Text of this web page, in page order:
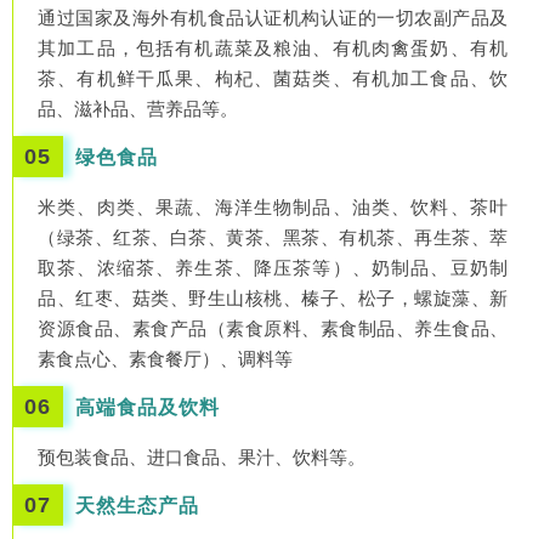
通过国家及海外有机食品认证机构认证的一切农副产品及
其加工品，包括有机蔬菜及粮油、有机肉禽蛋奶、有机
茶、有机鲜干瓜果、枸杞、菌菇类、有机加工食品、饮
品、滋补品、营养品等。
05 绿色食品
米类、肉类、果蔬、海洋生物制品、油类、饮料、茶叶
（绿茶、红茶、白茶、黄茶、黑茶、有机茶、再生茶、萃
取茶、浓缩茶、养生茶、降压茶等）、奶制品、豆奶制
品、红枣、菇类、野生山核桃、榛子、松子，螺旋藻、新
资源食品、素食产品（素食原料、素食制品、养生食品、
素食点心、素食餐厅）、调料等
06 高端食品及饮料
预包装食品、进口食品、果汁、饮料等。
07 天然生态产品